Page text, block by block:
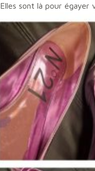
Elles sont là pour